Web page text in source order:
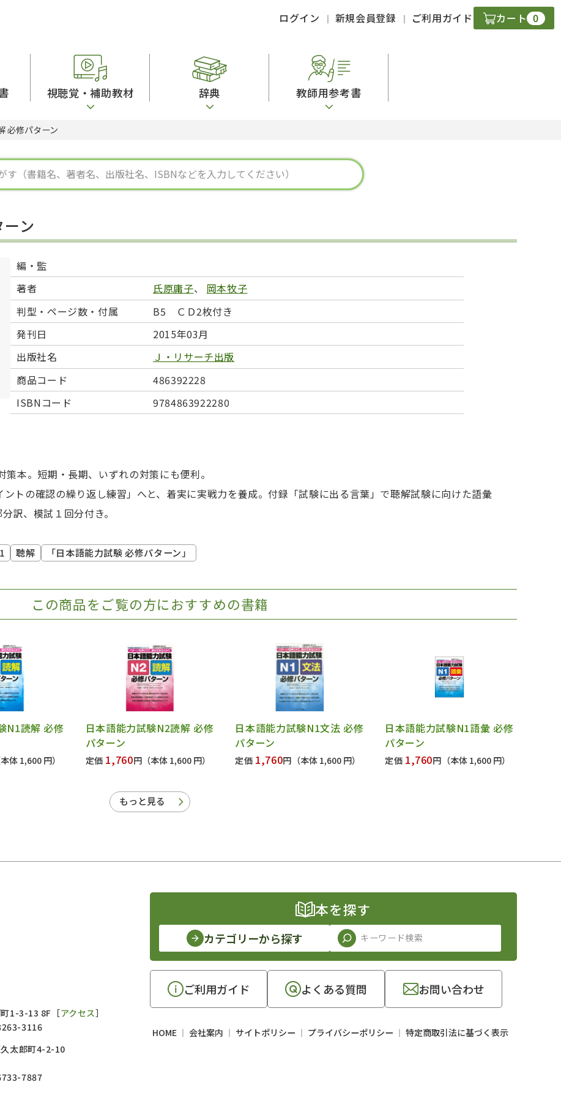
ログイン 新規会員登録 ご利用ガイド カート 0
子ども向け
文法
発音・聴解
作文
日本語能力試験対策
日本留学試験対策
定期刊行物
視聴覚・補助教材
絵本・子ども向け補助 図表
辞典
スペイン語辞典
中国語辞典
ポルトガル語辞典
ロシア語辞典
表現・用字用語辞典 比較文化辞典
教師用参考書
語彙・意味
文章・談話・表現
表記
言語学
言語の諸相
アカデミック・スキル
必修パターン
ン
編・監
著者
氏原庸子、 岡本牧子
判型・ページ数・付属
B5 ＣＤ2枚付き
発刊日
2015年03月
出版社名
Ｊ・リサーチ出版
商品コード
486392228
ISBNコード
9784863922280
本。短期・長期、いずれの対策にも便利。
トの確認の繰り返し練習」へと、着実に実戦力を養成。付録「試験に出る言葉」で聴解試験に向けた語彙
訳、模試１回分付き。
聴解 「日本語能力試験 必修パターン」
この商品をご覧の方におすすめの書籍
N1読解 必修
本体 1,600 円）
日本語能力試験N2読解 必修
パターン
定価 1,760円 （本体 1,600 円）
日本語能力試験N1文法 必修
パターン
定価 1,760円 （本体 1,600 円）
日本語能力試験N1語彙 必修
パターン
定価 1,760円 （本体 1,600 円）
もっと見る
1-3-13 8F［アクセス］
3116
太郎町4-2-10
7887
本を探す
カテゴリーから探す
ご利用ガイド よくある質問 お問い合わせ
HOME 会社案内 サイトポリシー プライバシーポリシー 特定商取引法に基づく表示